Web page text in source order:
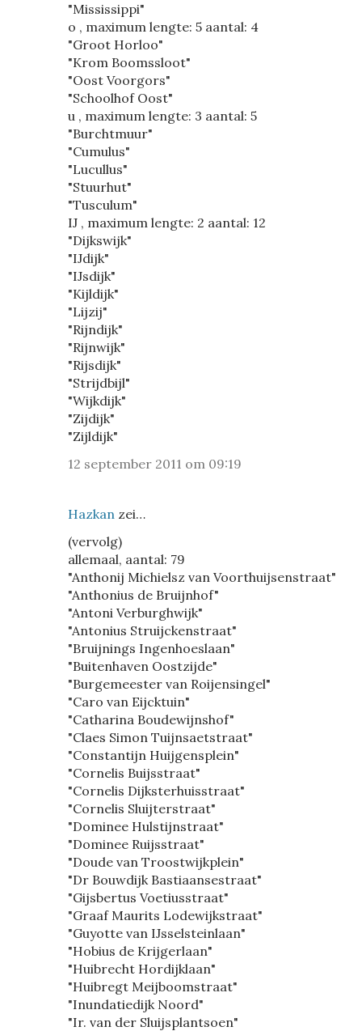
"Mississippi"
o , maximum lengte: 5 aantal: 4
"Groot Horloo"
"Krom Boomssloot"
"Oost Voorgors"
"Schoolhof Oost"
u , maximum lengte: 3 aantal: 5
"Burchtmuur"
"Cumulus"
"Lucullus"
"Stuurhut"
"Tusculum"
IJ , maximum lengte: 2 aantal: 12
"Dijkswijk"
"IJdijk"
"IJsdijk"
"Kijldijk"
"Lijzij"
"Rijndijk"
"Rijnwijk"
"Rijsdijk"
"Strijdbijl"
"Wijkdijk"
"Zijdijk"
"Zijldijk"
12 september 2011 om 09:19
Hazkan zei…
(vervolg)
allemaal, aantal: 79
"Anthonij Michielsz van Voorthuijsenstraat"
"Anthonius de Bruijnhof"
"Antoni Verburghwijk"
"Antonius Struijckenstraat"
"Bruijnings Ingenhoeslaan"
"Buitenhaven Oostzijde"
"Burgemeester van Roijensingel"
"Caro van Eijcktuin"
"Catharina Boudewijnshof"
"Claes Simon Tuijnsaetstraat"
"Constantijn Huijgensplein"
"Cornelis Buijsstraat"
"Cornelis Dijksterhuisstraat"
"Cornelis Sluijterstraat"
"Dominee Hulstijnstraat"
"Dominee Ruijsstraat"
"Doude van Troostwijkplein"
"Dr Bouwdijk Bastiaansestraat"
"Gijsbertus Voetiusstraat"
"Graaf Maurits Lodewijkstraat"
"Guyotte van IJsselsteinlaan"
"Hobius de Krijgerlaan"
"Huibrecht Hordijklaan"
"Huibregt Meijboomstraat"
"Inundatiedijk Noord"
"Ir. van der Sluijsplantsoen"